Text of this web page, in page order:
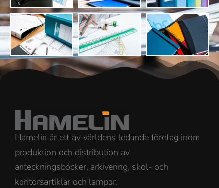
Hamelin är ett av världens ledande företag inom
produktion och distribution av
anteckningsböcker, arkivering, skol- och
kontorsartiklar och lampor.